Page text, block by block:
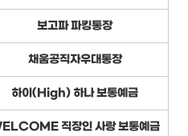
보고파 파킹통장
채움공직자우대통장
하이(High) 하나 보통예금
직장인 사랑 보통예금